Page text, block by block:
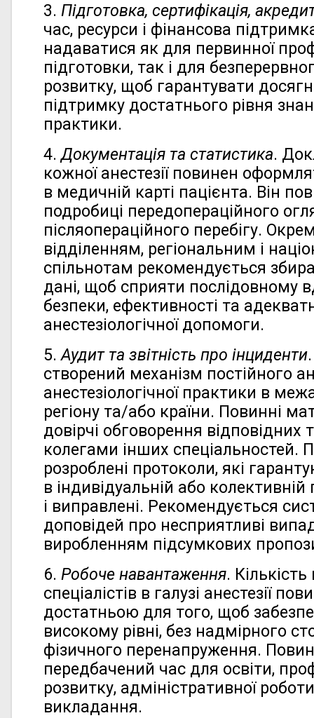
3. Підготовка, сертифікація,
час, ресурси і фінансова
надаватися як для первинної
підготовки, так і для
розвитку, щоб гарантувати
підтримку достатнього рівня
практики.
4.Документація та статистика.
кожної анестезії повинен
в медичній карті пацієнта. Він
подробиці передопераційного
післяопераційного перебігу.
відділенням, регіональним і
спільнотам рекомендується
дані, щоб сприяти послідовному
безпеки, ефективності та
анестезіологічної допомоги.
5.Аудит та звітність про інциденти
створений механізм постійного
анестезіологічної практики в
регіону та/або країни. Повинні
довірчі обговорення відповідних
колегами інших спеціальностей.
розроблені протоколи, які
в індивідуальній або колективній
і виправлені. Рекомендується
доповідей про несприятливі
виробленням підсумкових
6. Робоче навантаження.
спеціалістів в галузі анестезії
достатньою для того, щоб
високому рівні, без надмірного
фізичного перенапруження.
передбачений час для освіти,
розвитку, адміністративної
викладання.